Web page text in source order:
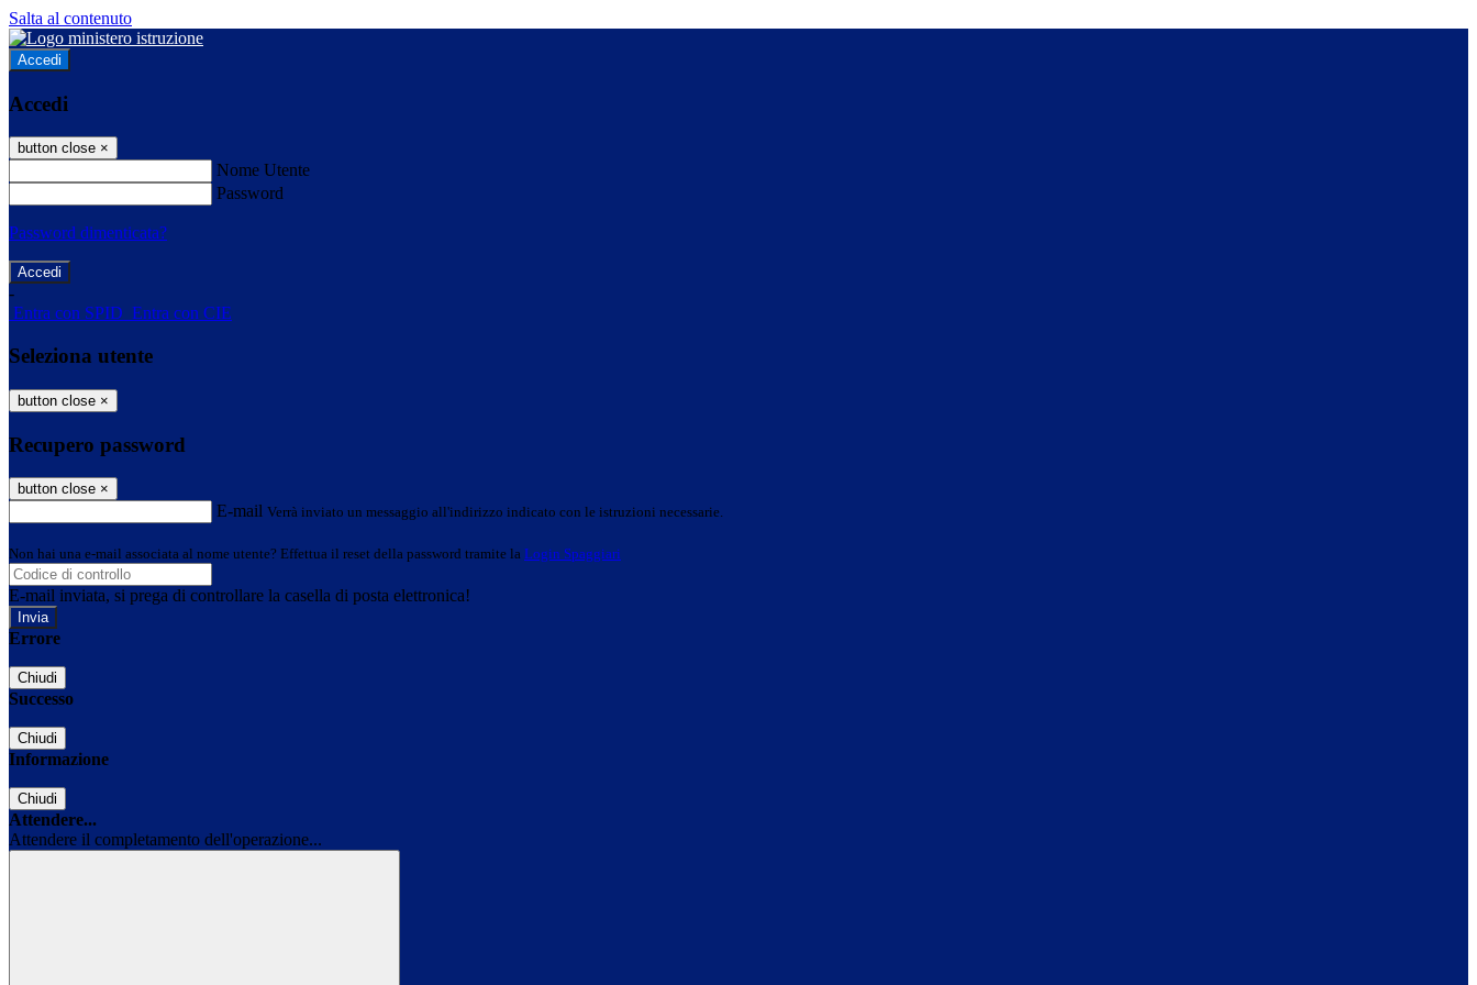
Salta al contenuto
Accedi
Accedi
button close ×
Nome Utente
Password
Password dimenticata?
-
Entra con SPID Entra con CIE
Seleziona utente
button close ×
Recupero password
button close ×
E-mail Verrà inviato un messaggio all'indirizzo indicato con le istruzioni necessarie.
Non hai una e-mail associata al nome utente? Effettua il reset della password tramite la Login Spaggiari
E-mail inviata, si prega di controllare la casella di posta elettronica!
Errore
Chiudi
Successo
Chiudi
Informazione
Chiudi
Attendere...
Attendere il completamento dell'operazione...